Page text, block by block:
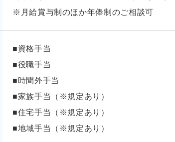
※月給賞与制のほか年俸制のご相談可
■資格手当
■役職手当
■時間外手当
■家族手当（※規定あり）
■住宅手当（※規定あり）
■地域手当（※規定あり）